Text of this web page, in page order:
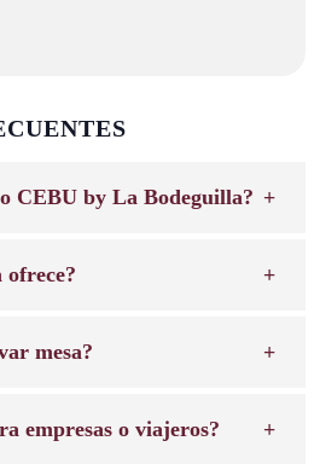
CEBU by La Bodeguilla?
ofrece?
mesa?
empresas o viajeros?